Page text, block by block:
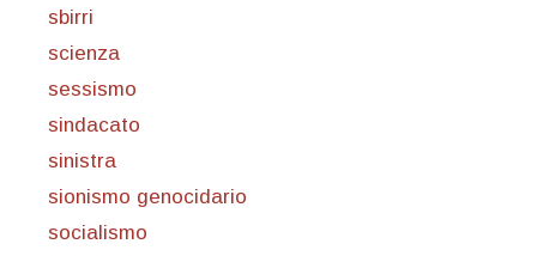
sbirri
scienza
sessismo
sindacato
sinistra
sionismo genocidario
socialismo